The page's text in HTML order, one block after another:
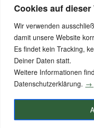
Cookies auf dieser
Wir verwenden
damit unsere Website
Es findet kein Tracking,
Deiner Daten statt.
Weitere Informationen
Datenschutzerklärung. →
4971 Aurolzmünster,
E-Mail: wissen-um-
Telefon: +43 176 8411 9281
© 2026 Wissen um